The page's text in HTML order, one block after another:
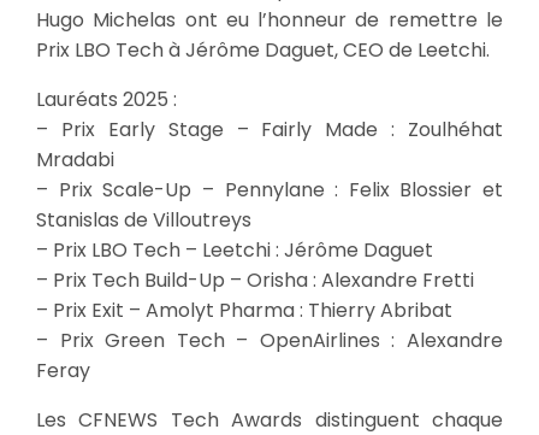
Hugo Michelas ont eu l’honneur de remettre le
Prix LBO Tech à Jérôme Daguet, CEO de Leetchi.
Lauréats 2025 :
– Prix Early Stage – Fairly Made : Zoulhéhat
Mradabi
– Prix Scale-Up – Pennylane : Felix Blossier et
Stanislas de Villoutreys
– Prix LBO Tech – Leetchi : Jérôme Daguet
– Prix Tech Build-Up – Orisha : Alexandre Fretti
– Prix Exit – Amolyt Pharma : Thierry Abribat
– Prix Green Tech – OpenAirlines : Alexandre
Feray
Les CFNEWS Tech Awards distinguent chaque